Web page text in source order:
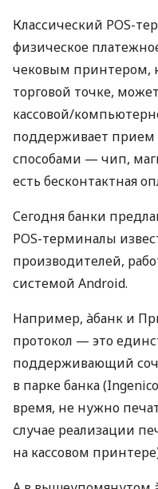
Классический POS-
физическое
чековым принтером,
торговой точке,
кассовой/
поддерживает прием
способами — чип,
есть бесконтактная
Сегодня банки
POS-терминалы
производителей,
системой Android.
Например, àбанк и
протокол — это
поддерживающий
в парке банка
время, не нужно
случае реализации
на кассовом